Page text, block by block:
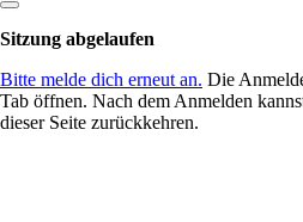
Dialog
schließen
Sitzung abgelaufen
Bitte melde dich erneut an. Die
Tab öffnen. Nach dem Anmelden
dieser Seite zurückkehren.